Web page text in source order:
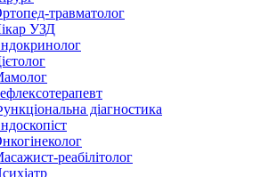
травматолог
УЗД
діагностика
реабілітолог